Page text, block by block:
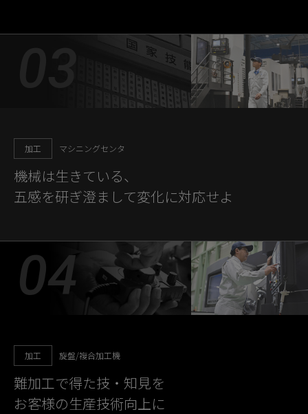
加工 マシニングセンタ
機械は生きている、
五感を研ぎ澄まして変化に対応せよ
加工 旋盤/複合加工機
難加工で得た技・知見を
お客様の生産技術向上に